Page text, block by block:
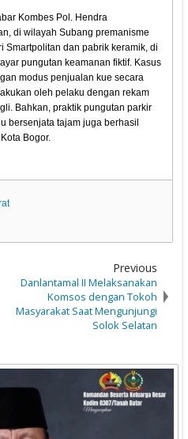
Kombes Pol. Hendra
di wilayah Subang premanisme
Smartpolitan dan pabrik keramik, di
pungutan keamanan fiktif. Kasus
modus penjualan kue secara
oleh pelaku dengan rekam
Bahkan, praktik pungutan parkir
bersenjata tajam juga berhasil
Bogor.
Previous
Danlantamal II Melaksanakan
Komsos dengan Tokoh
Masyarakat Saat Mengunjungi
Solok Selatan